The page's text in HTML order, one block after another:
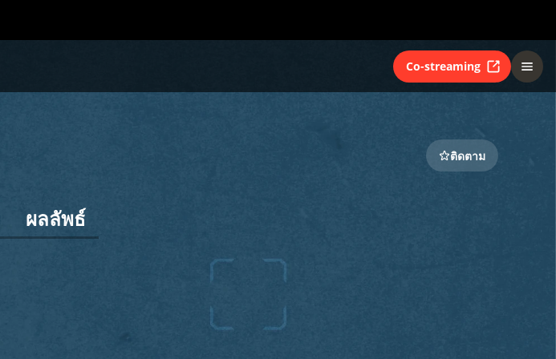
Co-streaming
ติดตาม
ผลลัพธ์